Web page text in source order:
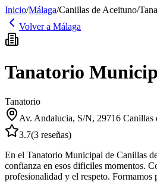
Inicio/Málaga/Canillas de Aceituno/
Volver a Málaga
Tanatorio
Tanatorio
Av. Andalucia, S/N, 29716 Canillas
3.7(3 reseñas)
En el Tanatorio Municipal de Canillas
confianza en esos dificiles momentos.
profesionalidad y el respeto.